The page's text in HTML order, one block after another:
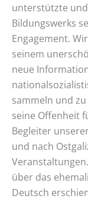
unterstützte
Bildungswerks
Engagement.
seinem
neue
sammeln und
seine Offenheit
Begleiter
und nach
über das
Deutsch